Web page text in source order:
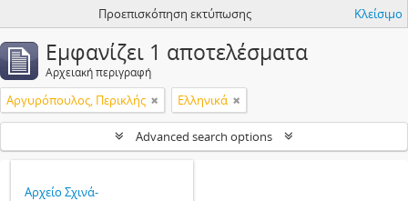
Προεπισκόπηση εκτύπωσης Κλείσιμο
Εμφανίζει 1 αποτελέσματα
Αρχειακή περιγραφή
Αργυρόπουλος, Περικλής Ελληνικά
Advanced search options
Αρχείο Σχινά-